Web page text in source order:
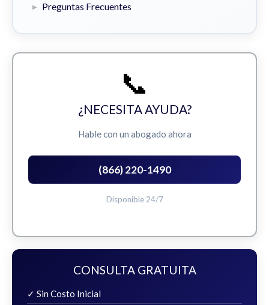
Preguntas Frecuentes
📞
¿NECESITA AYUDA?
Hable con un abogado ahora
(866) 220-1490
Disponible 24/7
CONSULTA GRATUITA
✓ Sin Costo Inicial